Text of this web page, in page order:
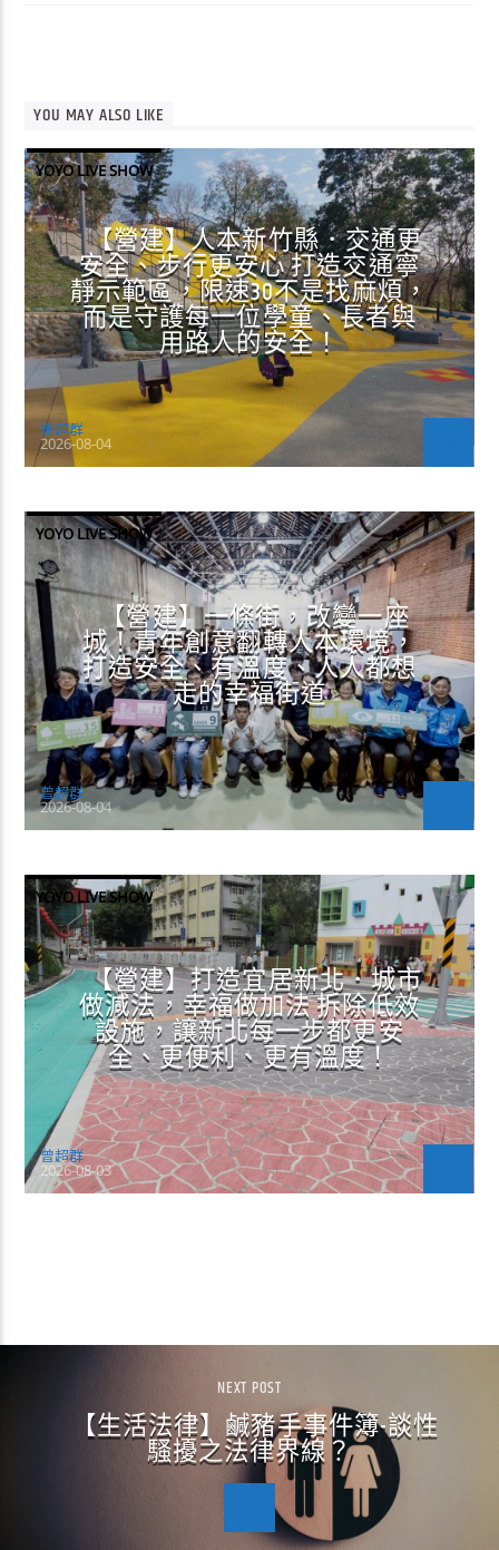
YOU MAY ALSO LIKE
YOYO LIVE SHOW
【營建】人本新竹縣．交通更
安全、步行更安心 打造交通寧
靜示範區，限速30不是找麻煩，
而是守護每一位學童、長者與
用路人的安全！
曾超群
2026-08-04
YOYO LIVE SHOW
【營建】一條街，改變一座
城！青年創意翻轉人本環境，
打造安全、有溫度、人人都想
走的幸福街道
曾超群
2026-08-04
YOYO LIVE SHOW
【營建】打造宜居新北．城市
做減法，幸福做加法 拆除低效
設施，讓新北每一步都更安
全、更便利、更有溫度！
曾超群
2026-08-03
NEXT POST
【生活法律】鹹豬手事件簿-談性
騷擾之法律界線？